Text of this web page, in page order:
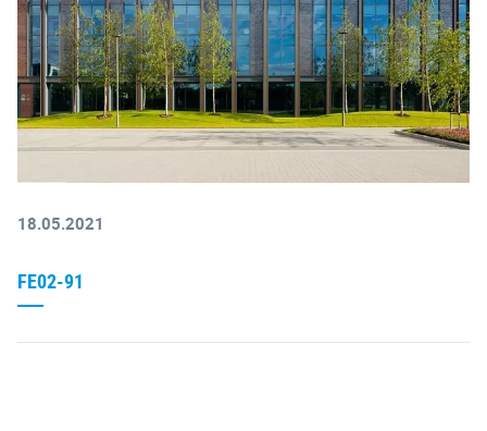
18.05.2021
FE02-91